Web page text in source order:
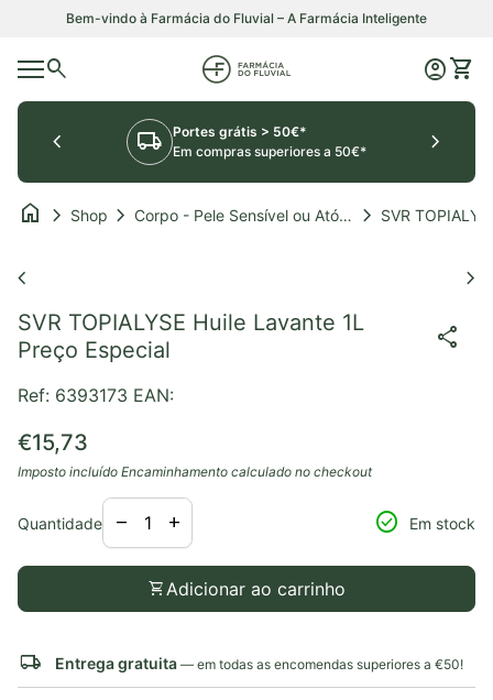
Saltar para o conteúdo
Bem-vindo à Farmácia do Fluvial – A Farmácia Inteligente
Navegação móvel
search Início Conta
account_circle Ver
shopping_cart
local_shipping
Portes grátis > 50€*
Em compras superiores a 50€*
chevron_left chevron_right
home chevron_right Shop chevron_right Corpo - Pele Sensível ou Atópica chevron_right
chevron_left chevron_right
SVR TOPIALYSE Huile Lavante 1L
Preço Especial
share
Ref: 6393173 EAN:
Preço normal
€15,73
Imposto incluído Encaminhamento calculado no checkout
Quantidade
Diminuir a quantidade para
remove
Aumentar a quantidade para
add check_circle Em stock
shopping_cartAdicionar ao carrinho
local_shipping Entrega gratuita — em todas as encomendas superiores a €50!